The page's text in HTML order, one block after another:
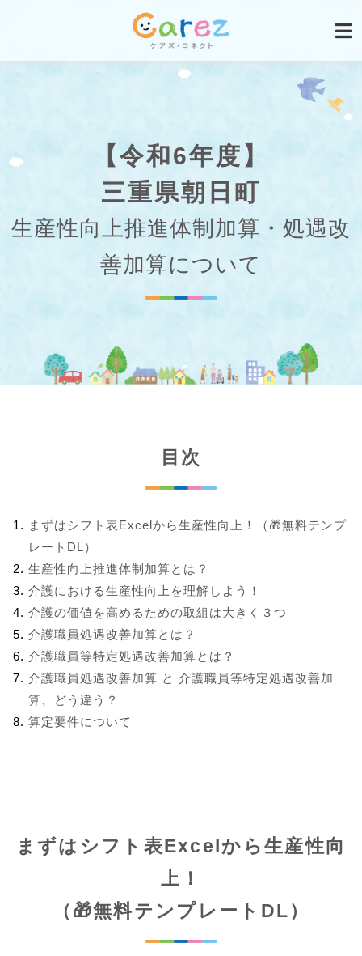
【令和6年度】
三重県朝日町
生産性向上推進体制加算・処遇改
善加算について
目次
まずはシフト表Excelから生産性向上！（🎁無料テンプ
レートDL）
生産性向上推進体制加算とは？
介護における生産性向上を理解しよう！
介護の価値を高めるための取組は大きく３つ
介護職員処遇改善加算とは？
介護職員等特定処遇改善加算とは？
介護職員処遇改善加算 と 介護職員等特定処遇改善加
算、どう違う？
算定要件について
まずはシフト表Excelから生産性向
上！
（🎁無料テンプレートDL）